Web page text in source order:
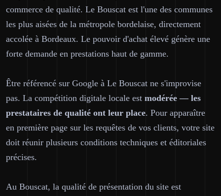
commerce de qualité. Le Bouscat est l'une des communes
les plus aisées de la métropole bordelaise, directement
accolée à Bordeaux. Le pouvoir d'achat élevé génère une
forte demande en prestations haut de gamme.
Être référencé sur Google à Le Bouscat ne s'improvise
pas. La compétition digitale locale est modérée — les
prestataires de qualité ont leur place. Pour apparaître
en première page sur les requêtes de vos clients, votre site
doit réunir plusieurs conditions techniques et éditoriales
précises.
Au Bouscat, la qualité de présentation du site est